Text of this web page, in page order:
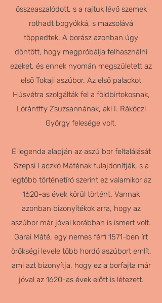
összeaszalódott, s a rajtuk lévő szemek
rothadt bogyókká, s mazsolává
töppedtek. A borász azonban úgy
döntött, hogy megpróbálja felhasználni
ezeket, és ennek nyomán megszületett az
első Tokaji aszúbor. Az első palackot
Húsvétra szolgálták fel a földbirtokosnak,
Lórántffy Zsuzsannának, aki I. Rákóczi
György felesége volt.
E legenda alapján az aszú bor feltalálását
Szepsi Laczkó Máténak tulajdonítják, s a
legtöbb történetíró szerint ez valamikor az
1620-as évek körül történt. Vannak
azonban bizonyítékok arra, hogy az
aszúbor már jóval korábban is ismert volt.
Garai Máté, egy nemes férfi 1571-ben írt
örökségi levele több hordó aszúbort említ,
ami azt bizonyítja, hogy ez a borfajta már
jóval az 1620-as évek előtt is létezett.